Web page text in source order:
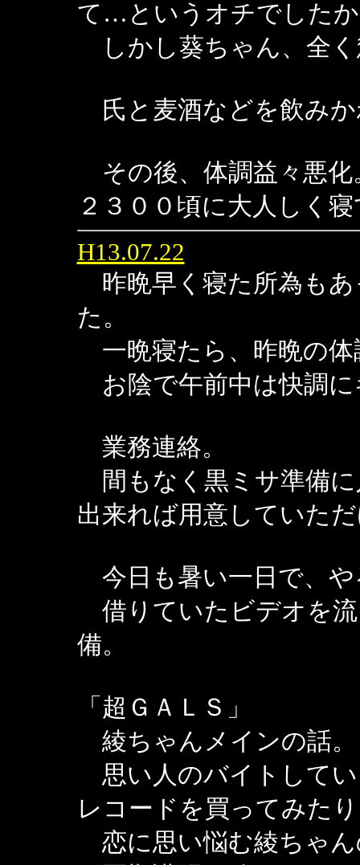
て…というオチでした
しかし葵ちゃん、全
氏と麦酒などを飲み
その後、体調益々悪化
２３００頃に大人しく
H13.07.22
昨晩早く寝た所為もあ
た。
一晩寝たら、昨晩の体
お陰で午前中は快調に
業務連絡。
間もなく黒ミサ準備
出来れば用意していた
今日も暑い一日で、
借りていたビデオを
備。
「超ＧＡＬＳ」
綾ちゃんメインの話。
思い人のバイトして
レコードを買ってみた
恋に思い悩む綾ちゃ